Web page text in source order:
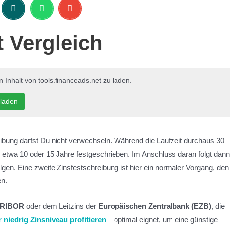
Vergleich
Inhalt von tools.financeads.net zu laden.
darfst Du nicht verwechseln. Während die Laufzeit durchaus 30
10 oder 15 Jahre festgeschrieben. Im Anschluss daran folgt dann
Eine zweite Zinsfestschreibung ist hier ein normaler Vorgang, den
oder dem Leitzins der Europäischen Zentralbank (EZB), die
niedrig Zinsniveau profitieren – optimal eignet, um eine günstige